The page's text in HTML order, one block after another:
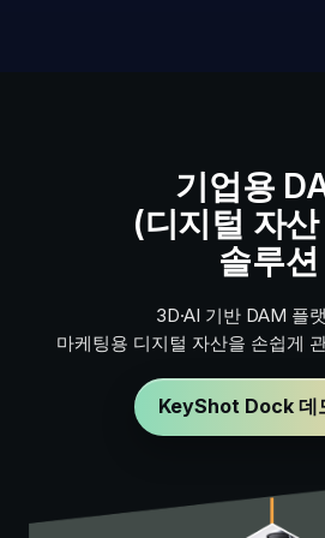
기업용
(디지털 자
솔루션
3D·AI 기반 DAM 플
마케팅용 디지털 자산을 손쉽게
KeyShot Dock 데